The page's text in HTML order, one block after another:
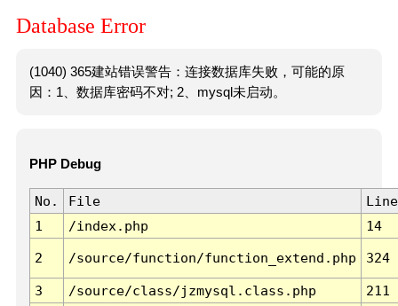
Database Error
(1040) 365建站错误警告：连接数据库失败，可能的原
因：1、数据库密码不对; 2、mysql未启动。
PHP Debug
No. File
Line
1
/index.php 14
2 /source/function/function_extend.php 324
3 /source/class/jzmysql.class.php
211